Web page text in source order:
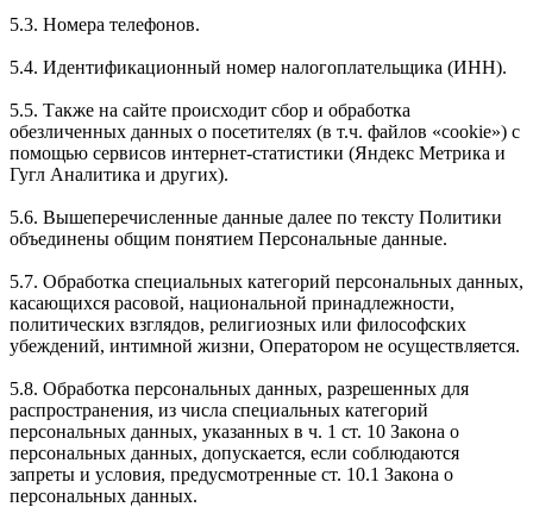
5.3. Номера телефонов.
5.4. Идентификационный номер налогоплательщика (ИНН).
5.5. Также на сайте происходит сбор и обработка
обезличенных данных о посетителях (в т.ч. файлов «cookie») с
помощью сервисов интернет-статистики (Яндекс Метрика и
Гугл Аналитика и других).
5.6. Вышеперечисленные данные далее по тексту Политики
объединены общим понятием Персональные данные.
5.7. Обработка специальных категорий персональных данных,
касающихся расовой, национальной принадлежности,
политических взглядов, религиозных или философских
убеждений, интимной жизни, Оператором не осуществляется.
5.8. Обработка персональных данных, разрешенных для
распространения, из числа специальных категорий
персональных данных, указанных в ч. 1 ст. 10 Закона о
персональных данных, допускается, если соблюдаются
запреты и условия, предусмотренные ст. 10.1 Закона о
персональных данных.